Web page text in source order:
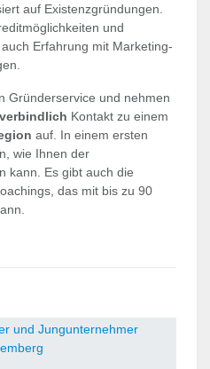
auf Existenzgründungen.
und
Erfahrung mit Marketing-
Gründerservice und nehmen
Kontakt zu einem
auf. In einem ersten
wie Ihnen der
kann. Es gibt auch die
das mit bis zu 90
und Jungunternehmer